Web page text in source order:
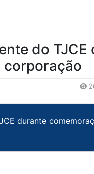
do TJCE
corporação
durante